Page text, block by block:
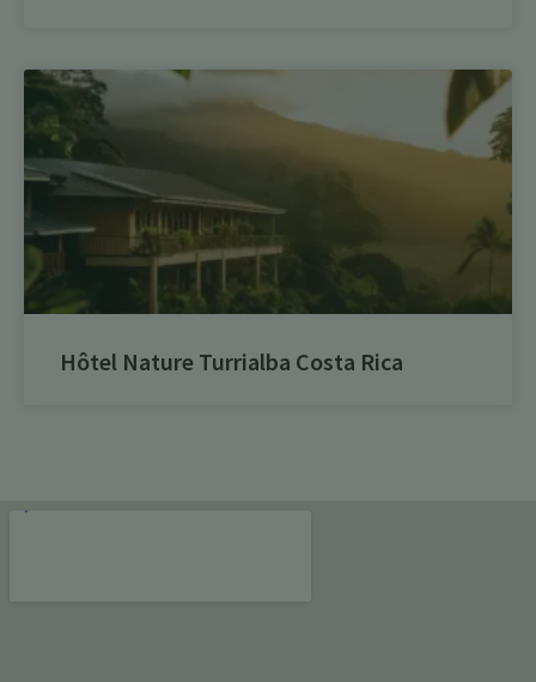
Hôtel Nature Turrialba Costa Rica